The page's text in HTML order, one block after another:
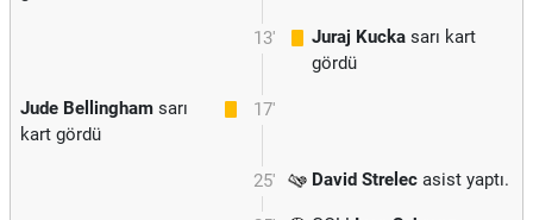
13' Juraj Kucka sarı kart
gördü
17'
Jude Bellingham sarı
kart gördü
25' David Strelec asist yaptı.